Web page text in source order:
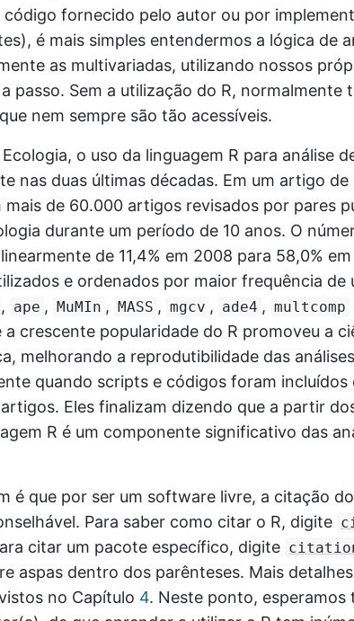
código fornecido pelo autor ou por
é mais simples entendermos a lógica de
as multivariadas, utilizando nossos
passo. Sem a utilização do R, normalmente
nem sempre são tão acessíveis.
o uso da linguagem R para análise
nas duas últimas décadas. Em um artigo de
mais de 60.000 artigos revisados por pares
durante um período de 10 anos. O
de 11,4% em 2008 para 58,0% em
e ordenados por maior frequência de
, ape , MuMIn , MASS , mgcv , ade4 , multcomp
crescente popularidade do R promoveu a
melhorando a reprodutibilidade das
quando scripts e códigos foram incluídos
Eles finalizam dizendo que a partir
R é um componente significativo das
é que por ser um software livre, a citação
Para saber como citar o R, digite
citar um pacote específico, digite
aspas dentro dos parênteses. Mais
no Capítulo 4. Neste ponto, esperamos